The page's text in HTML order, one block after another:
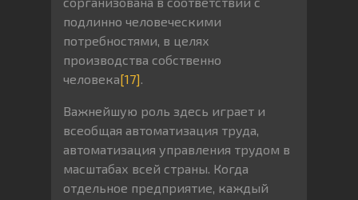
подлинно человеческими
потребностями, в целях
производства собственно
человека[17].
Важнейшую роль здесь играет и
всеобщая автоматизация труда,
автоматизация управления трудом в
масштабах всей страны. Когда
отдельное предприятие, каждый